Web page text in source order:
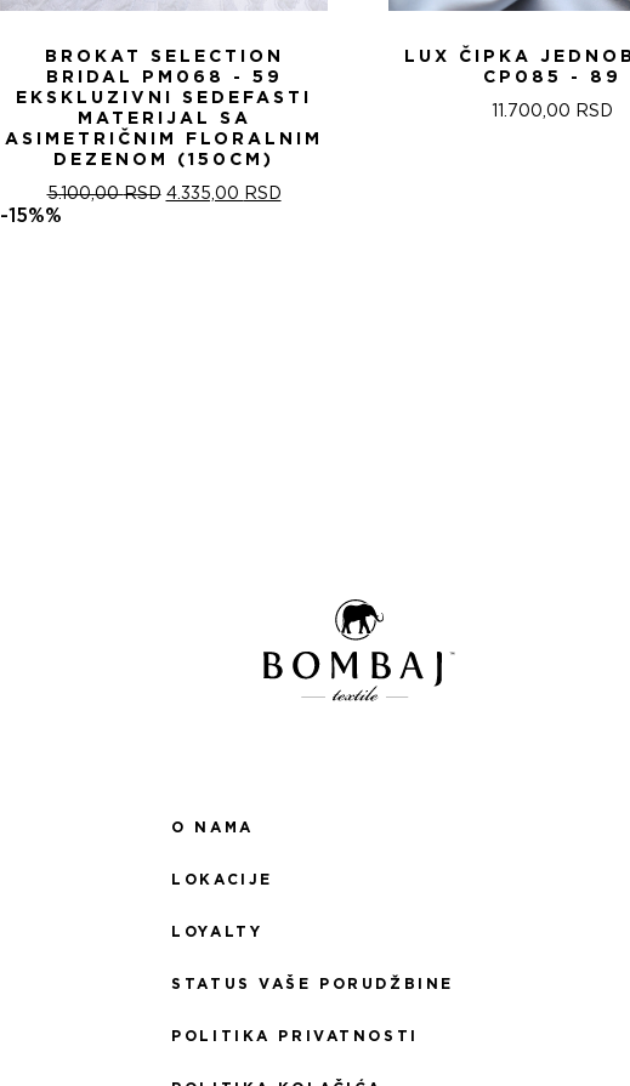
BROKAT SELECTION
BRIDAL PM068 - 59
EKSKLUZIVNI SEDEFASTI
MATERIJAL SA
ASIMETRIČNIM FLORALNIM
DEZENOM (150CM)
5.100,00RSD ОРИГИНАЛНА
4.335,00 RSDТРЕНУТНА
-15%%
LUX ČIPKA
CP085 - 89
11.700,00 RSD
O NAMA
LOKACIJE
LOYALTY
STATUS VAŠE PORUDŽBINE
POLITIKA PRIVATNOSTI